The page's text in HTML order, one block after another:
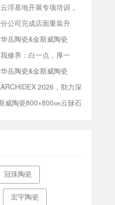
浮基地开展专项培训，
根基
公司完成店面重装升
竞争力
岳陶瓷&金斯威陶瓷
光质感木纹砖
修养：白一点，厚一
点岳陶瓷&金斯威陶瓷
奢石瓷砖 2026，助力深
作
威陶瓷800×800㎜云脉石
冠珠陶瓷
宏宇陶瓷